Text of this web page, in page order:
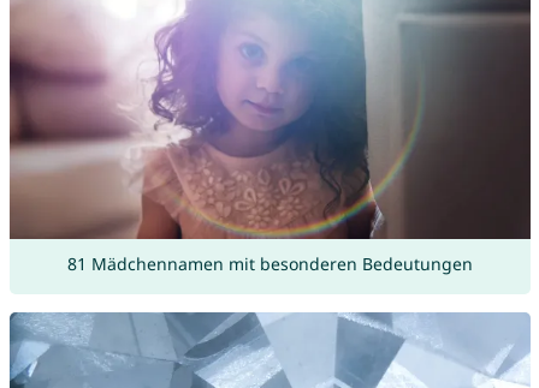
81 Mädchennamen mit besonderen Bedeutungen